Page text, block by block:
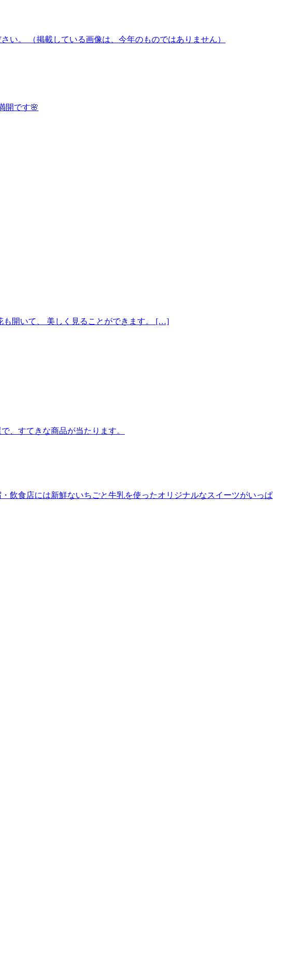
い。 （掲載している画像は、今年のものではありません）
🌸
開いて、 美しく見ることができます。 […]
、すてきな商品が当たります。
飲食店には新鮮ないちごと牛乳を使ったオリジナルなスイーツがいっぱ